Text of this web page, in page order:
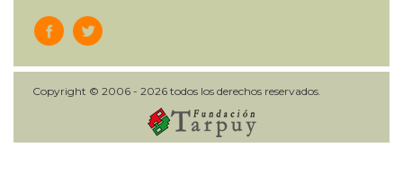
Copyright © 2006 - 2026 todos los derechos reservados.